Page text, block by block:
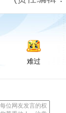
难过